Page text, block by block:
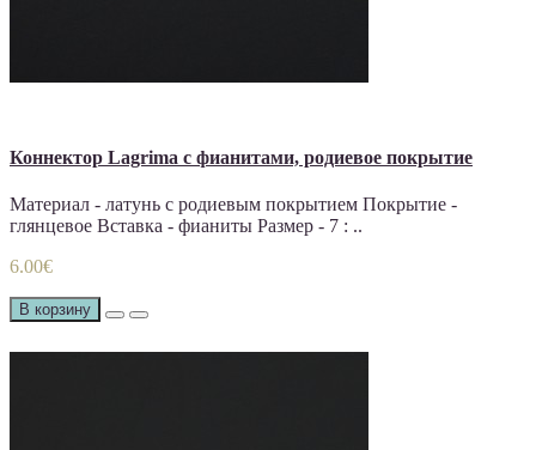
Коннектор Lagrima с фианитами, родиевое покрытие
Материал - латунь с родиевым покрытием Покрытие -
глянцевое Вставка - фианиты Размер - 7 : ..
6.00€
В корзину